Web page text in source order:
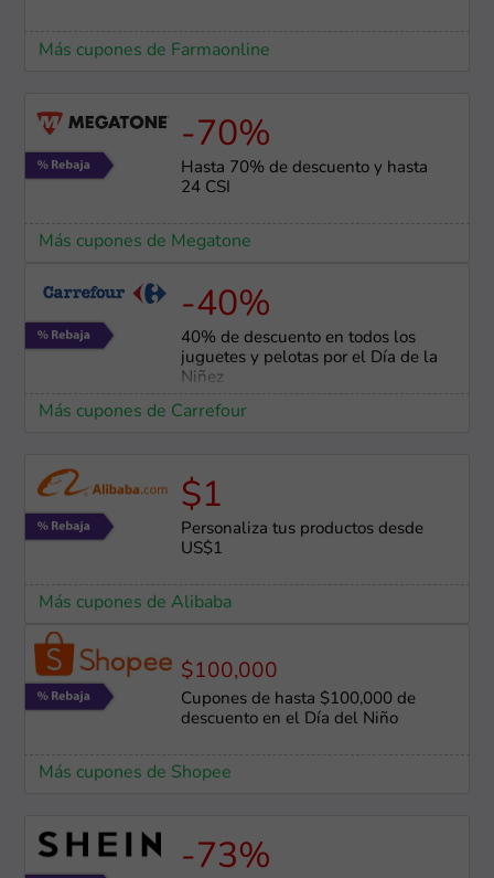
Más cupones de Farmaonline
-70%
Hasta 70% de descuento y hasta
24 CSI
Más cupones de Megatone
-40%
40% de descuento en todos los
juguetes y pelotas por el Día de la
Niñez
Más cupones de Carrefour
$1
Personaliza tus productos desde
US$1
Más cupones de Alibaba
$100,000
Cupones de hasta $100,000 de
descuento en el Día del Niño
Más cupones de Shopee
-73%